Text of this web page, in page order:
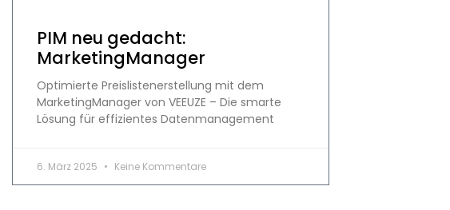
PIM neu gedacht:
MarketingManager
Optimierte Preislistenerstellung mit dem
MarketingManager von VEEUZE – Die smarte
Lösung für effizientes Datenmanagement
6. März 2025 Keine Kommentare